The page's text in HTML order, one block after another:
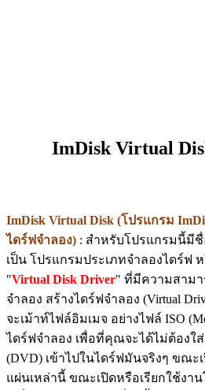
ImDisk Virtual
ImDisk Virtual Disk (โปรแกรม
ไดร์ฟจำลอง) : สำหรับโปรแกรมนี้มีชื่
เป็น โปรแกรมประเภทจำลองไดร์ฟ
"Virtual Disk Driver" ที่มีความสามา
จำลอง สร้างไดร์ฟจำลอง (Virtual
จะเม้าท์ไฟล์อิมเมจ อย่างไฟล์ ISO
ไดร์ฟจำลอง เพื่อที่คุณจะได้ไม่ต้องใ
(DVD) เข้าไปในไดร์ฟมันจริงๆ ขณะ
แผ่นเหล่านี้ ขณะเปิดหรือเรียกใช้งา